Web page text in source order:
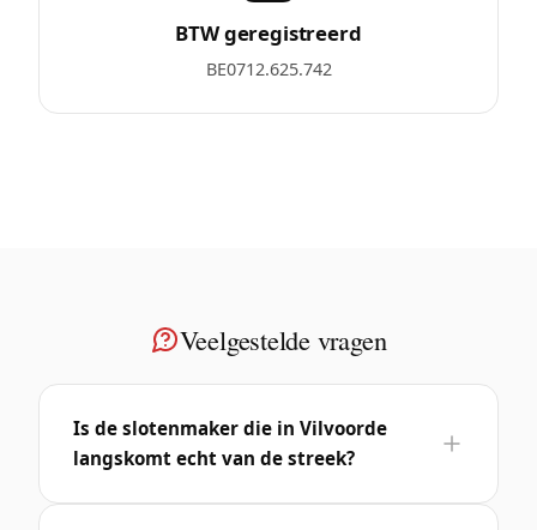
BTW geregistreerd
BE0712.625.742
Veelgestelde vragen
Is de slotenmaker die in Vilvoorde
langskomt echt van de streek?